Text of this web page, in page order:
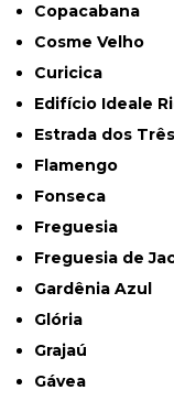
Copacabana
Cosme Velho
Curicica
Edifício Ideale
Estrada dos
Flamengo
Fonseca
Freguesia
Freguesia de
Gardênia Azul
Glória
Grajaú
Gávea